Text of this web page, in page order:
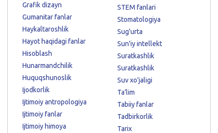
Grafik dizayn
Gumanitar fanlar
Haykaltaroshlik
Hayot haqidagi fanlar
Hisoblash
Hunarmandchilik
Huquqshunoslik
Ijodkorlik
Ijtimoiy antropologiya
Ijtimoiy fanlar
Ijtimoiy himoya
STEM fanlari
Stomatologiya
Sug'urta
Sun'iy intellekt
Suratkashlik
Suratkashlik
Suv xo'jaligi
Ta'lim
Tabiiy fanlar
Tadbirkorlik
Tarix